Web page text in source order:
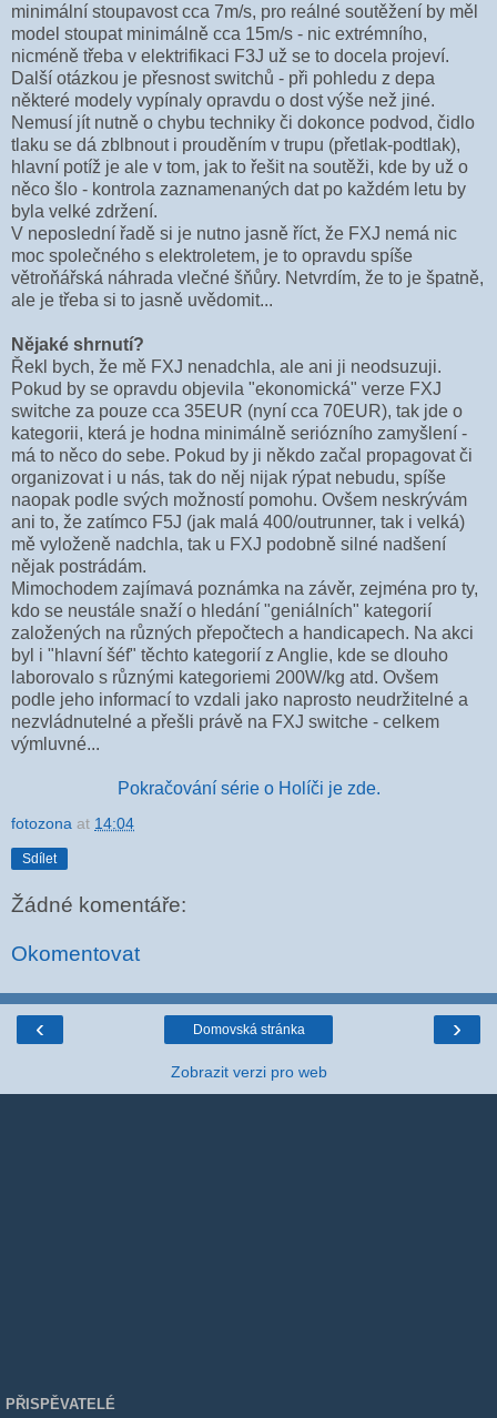
minimální stoupavost cca 7m/s, pro reálné soutěžení by měl
model stoupat minimálně cca 15m/s - nic extrémního,
nicméně třeba v elektrifikaci F3J už se to docela projeví.
Další otázkou je přesnost switchů - při pohledu z depa
některé modely vypínaly opravdu o dost výše než jiné.
Nemusí jít nutně o chybu techniky či dokonce podvod, čidlo
tlaku se dá zblbnout i prouděním v trupu (přetlak-podtlak),
hlavní potíž je ale v tom, jak to řešit na soutěži, kde by už o
něco šlo - kontrola zaznamenaných dat po každém letu by
byla velké zdržení.
V neposlední řadě si je nutno jasně říct, že FXJ nemá nic
moc společného s elektroletem, je to opravdu spíše
větroňářská náhrada vlečné šňůry. Netvrdím, že to je špatně,
ale je třeba si to jasně uvědomit...
Nějaké shrnutí?
Řekl bych, že mě FXJ nenadchla, ale ani ji neodsuzuji.
Pokud by se opravdu objevila "ekonomická" verze FXJ
switche za pouze cca 35EUR (nyní cca 70EUR), tak jde o
kategorii, která je hodna minimálně seriózního zamyšlení -
má to něco do sebe. Pokud by ji někdo začal propagovat či
organizovat i u nás, tak do něj nijak rýpat nebudu, spíše
naopak podle svých možností pomohu. Ovšem neskrývám
ani to, že zatímco F5J (jak malá 400/outrunner, tak i velká)
mě vyloženě nadchla, tak u FXJ podobně silné nadšení
nějak postrádám.
Mimochodem zajímavá poznámka na závěr, zejména pro ty,
kdo se neustále snaží o hledání "geniálních" kategorií
založených na různých přepočtech a handicapech. Na akci
byl i "hlavní šéf" těchto kategorií z Anglie, kde se dlouho
laborovalo s různými kategoriemi 200W/kg atd. Ovšem
podle jeho informací to vzdali jako naprosto neudržitelné a
nezvládnutelné a přešli právě na FXJ switche - celkem
výmluvné...
Pokračování série o Holíči je zde.
fotozona at 14:04
Sdílet
Žádné komentáře:
Okomentovat
‹ ›
Domovská stránka
Zobrazit verzi pro web
PŘISPĚVATELÉ